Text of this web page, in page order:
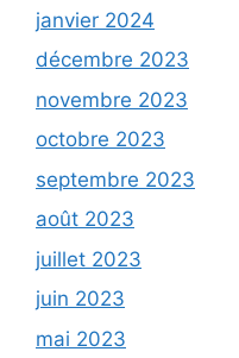
janvier 2024
décembre 2023
novembre 2023
octobre 2023
septembre 2023
août 2023
juillet 2023
juin 2023
mai 2023